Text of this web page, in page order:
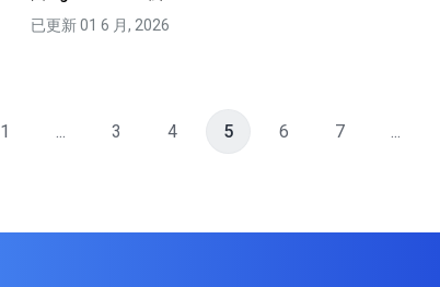
已更新 01 6 月, 2026
1 ... 3 4 5 6 7 ...